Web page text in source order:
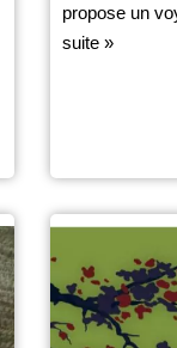
propose un
suite »